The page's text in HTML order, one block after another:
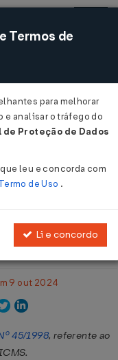
Acessar
Nº 98 DE
9 out 2024
45/1998, referente ao
Termos de
para melhorar
analisar o tráfego do
de Proteção de Dados
leu e concorda com
de Uso .
Li e concordo